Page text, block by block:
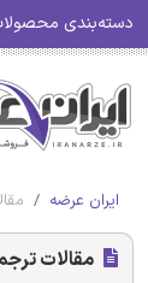
دسته‌بندی
ایران عرضه
مقالات